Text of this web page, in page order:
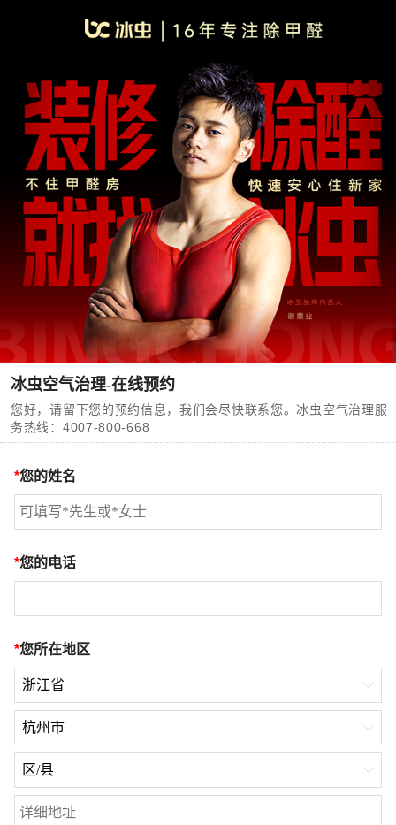
冰虫空气治理-在线预约
您好，请留下您的预约信息，我们会尽快联系您。冰虫空气治理服
务热线： 4007-800-668
*您的姓名
*您的电话
*您所在地区
浙江省 
杭州市 
区/县 